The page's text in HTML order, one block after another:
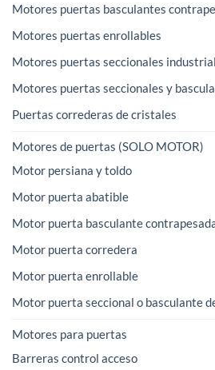
Motores puertas basculantes
Motores puertas enrollables
Motores puertas seccionales
Motores puertas seccionales y
Puertas correderas de cristales
Motores de puertas (SOLO MOTOR)
Motor persiana y toldo
Motor puerta abatible
Motor puerta basculante
Motor puerta corredera
Motor puerta enrollable
Motor puerta seccional o basculante
Motores para puertas
Barreras control acceso